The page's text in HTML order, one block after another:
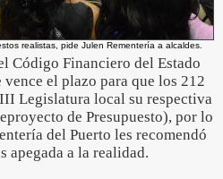
realistas, pide Julen Rementería a alcaldes.
Código Financiero del Estado
el plazo para que los 212
Legislatura local su respectiva
de Presupuesto), por lo
del Puerto les recomendó
apegada a la realidad.